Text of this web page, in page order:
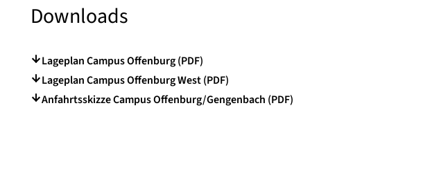
Downloads
Lageplan Campus Offenburg (PDF)
Lageplan Campus Offenburg West (PDF)
Anfahrtsskizze Campus Offenburg/Gengenbach (PDF)